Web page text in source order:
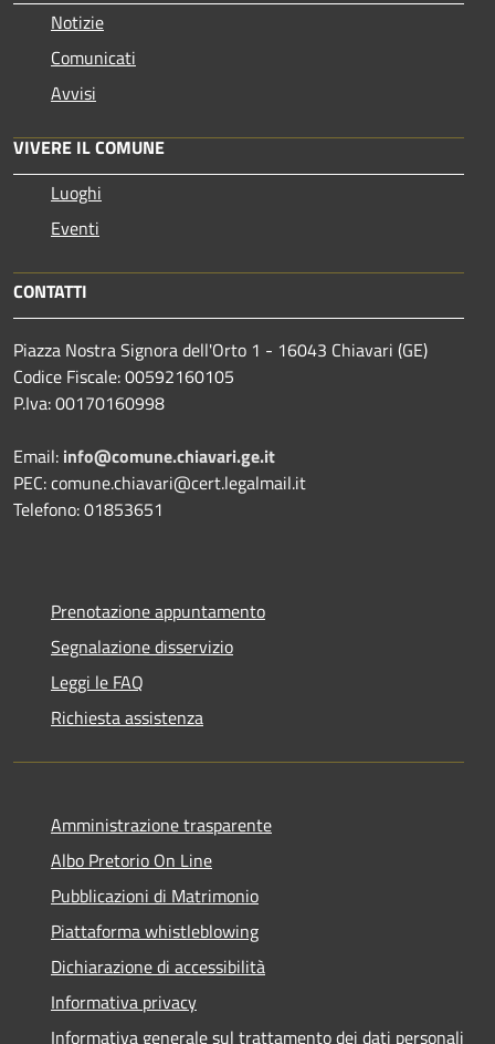
Notizie
Comunicati
Avvisi
VIVERE IL COMUNE
Luoghi
Eventi
CONTATTI
Piazza Nostra Signora dell'Orto 1 - 16043 Chiavari (GE)
Codice Fiscale: 00592160105
P.Iva: 00170160998
Email: info@comune.chiavari.ge.it
PEC: comune.chiavari@cert.legalmail.it
Telefono: 01853651
Prenotazione appuntamento
Segnalazione disservizio
Leggi le FAQ
Richiesta assistenza
Amministrazione trasparente
Albo Pretorio On Line
Pubblicazioni di Matrimonio
Piattaforma whistleblowing
Dichiarazione di accessibilità
Informativa privacy
Informativa generale sul trattamento dei dati personali